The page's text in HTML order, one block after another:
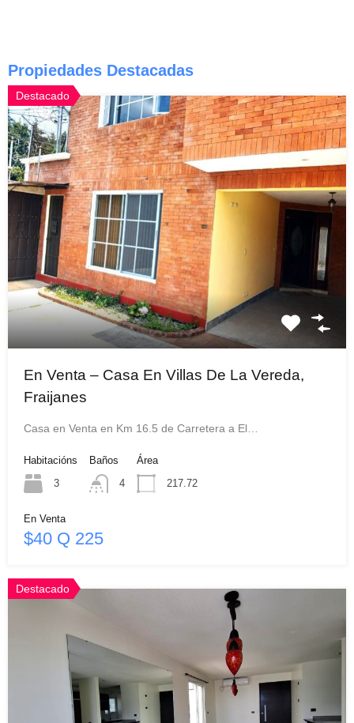
Propiedades Destacadas
Destacado
En Venta – Casa En Villas De La Vereda,
Fraijanes
Casa en Venta en Km 16.5 de Carretera a El…
Habitacións
3
Baños
4
Área
217.72
En Venta
$40 Q 225
Destacado